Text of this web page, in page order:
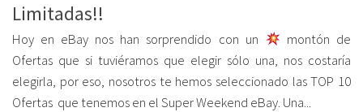
Limitadas!!
Hoy en eBay nos han sorprendido con un
montón de
Ofertas que si tuviéramos que elegir sólo una, nos costaría
elegirla, por eso, nosotros te hemos seleccionado las TOP 10
Ofertas que tenemos en el Super Weekend eBay. Una...